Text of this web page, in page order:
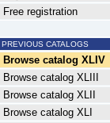
Free registration
PREVIOUS CATALOGS
Browse catalog XLIV
Browse catalog XLIII
Browse catalog XLII
Browse catalog XLI